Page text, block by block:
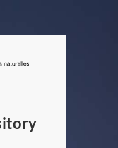
/
Canada